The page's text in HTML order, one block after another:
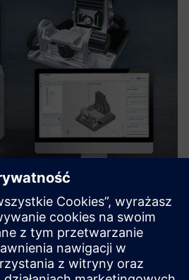
Digital Twin -
for Training
firmy HELLER ze sterowaniem